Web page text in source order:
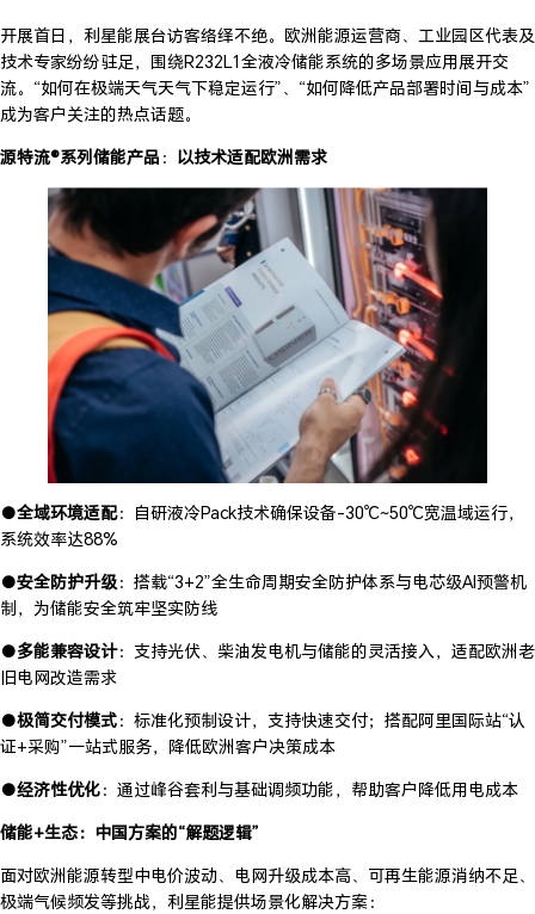
开展首日，利星能展台访客络绎不绝。欧洲能源运营商、工业园区代表及
技术专家纷纷驻足，围绕R232L1全液冷储能系统的多场景应用展开交
流。“如何在极端天气天气下稳定运行”、“如何降低产品部署时间与成本”
成为客户关注的热点话题。
源特流®系列储能产品 ： 以技术适配欧洲需求
●全域环境适配：自研液冷Pack技术确保设备-30℃~50℃宽温域运行，
系统效率达88%
●安全防护升级：搭载“3+2”全生命周期安全防护体系与电芯级AI预警机
制，为储能安全筑牢坚实防线
●多能兼容设计：支持光伏、柴油发电机与储能的灵活接入，适配欧洲老
旧电网改造需求
●极简交付模式：标准化预制设计，支持快速交付；搭配阿里国际站“认
证+采购”一站式服务，降低欧洲客户决策成本
●经济性优化：通过峰谷套利与基础调频功能，帮助客户降低用电成本
储能+生态：中国方案的“解题逻辑”
面对欧洲能源转型中电价波动、电网升级成本高、可再生能源消纳不足、
极端气候频发等挑战，利星能提供场景化解决方案：